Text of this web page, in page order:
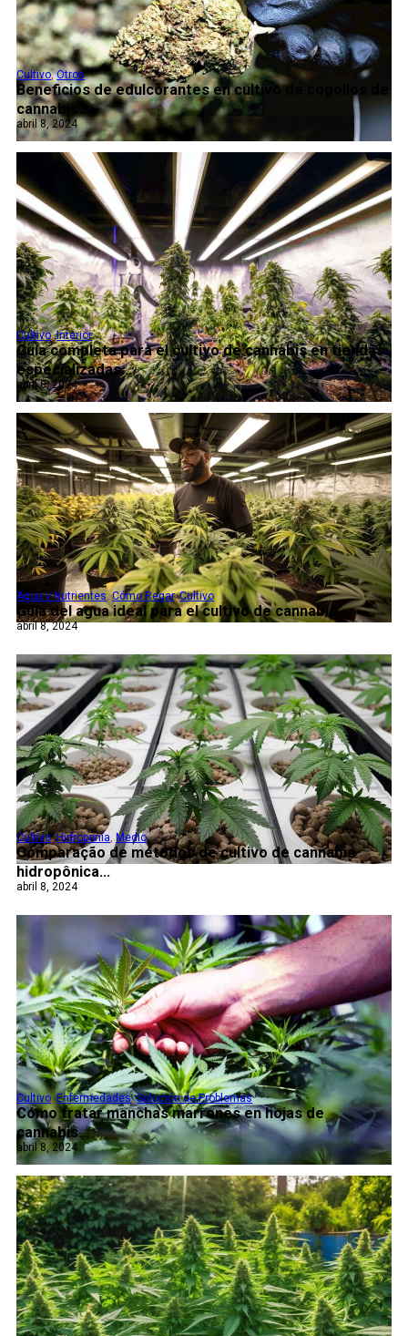
Beneficios de edulcorantes en cultivo de cogollos de
cannabis...
Cultivo,Otros
abril 8, 2024
Guía completa para el cultivo de cannabis en tiendas
especializadas...
Cultivo,Interior
abril 8, 2024
Guía del agua ideal para el cultivo de cannabis...
Agua y Nutrientes,Cómo Regar,Cultivo
abril 8, 2024
Comparação de métodos de cultivo de cannabis
hidropônica...
Cultivo,Hidroponía, Medio
abril 8, 2024
Cómo tratar manchas marrones en hojas de
cannabis...
Cultivo,Enfermedades,Solución de Problemas
abril 8, 2024